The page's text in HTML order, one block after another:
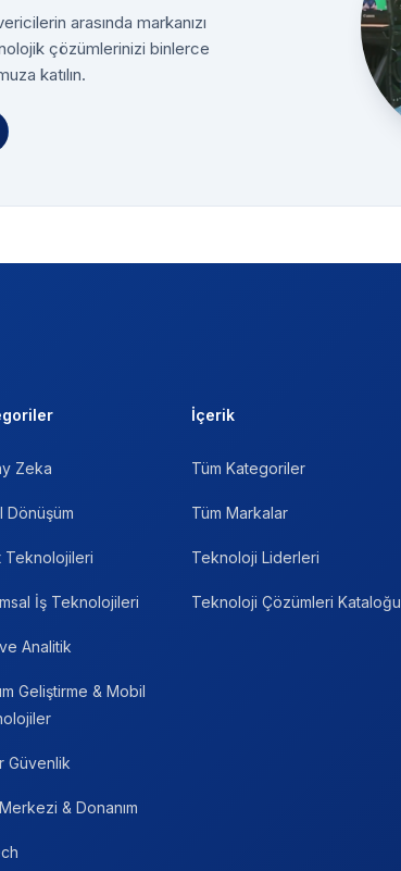
arasında markanızı
çözümlerinizi binlerce
katılın.
Zeka
Dönüşüm
Teknolojileri
İş Teknolojileri
Analitik
Geliştirme & Mobil
Güvenlik
& Donanım
İçerik
Tüm Kategoriler
Tüm Markalar
Teknoloji Liderleri
Teknoloji Çözümleri Kataloğu